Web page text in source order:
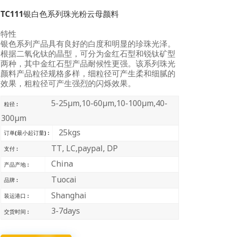
Português
한국어
Türkçe
Tiếng Việt
بالعربية
Indonesia
TC111银白色系列珠光粉云母颜料
特性
银色系列产品具有良好的白度和明显的珍珠光泽。
根据二氧化钛的晶型，可分为金红石型和锐钛矿型
两种，其中金红石型产品耐候性更强。该系列珠光
颜料产品粒径规格多样，细粒径可产生柔和细腻的
效果，粗粒径可产生强烈的闪烁效果。
粒径 :
5-25μm,10-60μm,10-100μm,40-
300μm
订单(最小起订量) : 25kgs
支付 : TT, LC,paypal, DP
产品产地 : China
品牌 : Tuocai
装运港口 : Shanghai
交货时间 : 3-7days